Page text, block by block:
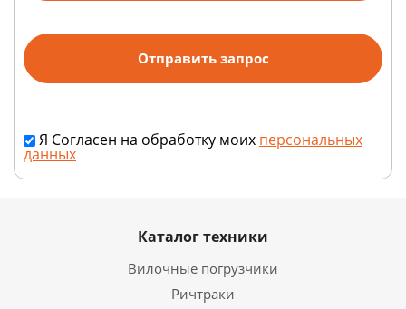
Я Согласен на обработку моих персональных
данных
Каталог техники
Вилочные погрузчики
Ричтраки